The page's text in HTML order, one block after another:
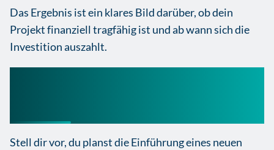
Das Ergebnis ist ein klares Bild darüber, ob dein
Projekt finanziell tragfähig ist und ab wann sich die
Investition auszahlt.
Stell dir vor, du planst die Einführung eines neuen